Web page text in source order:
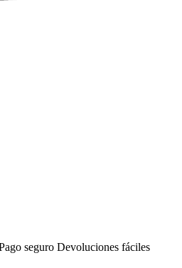
seguro Devoluciones fáciles